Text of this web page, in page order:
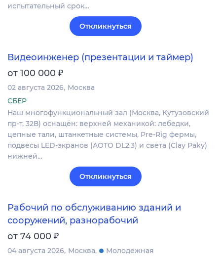
испытательный срок…
Откликнуться
Видеоинженер (презентации и таймер)
от 100 000 ₽
02 августа 2026 Москва
СБЕР
Наш многофункциональный зал (Москва, Кутузовский
пр-т, 32В) оснащён: верхней механикой: лебедки,
цепные тали, штанкетные системы, Pre-Rig фермы,
подвесы LED-экранов (AOTO DL2.3) и света (Clay Paky)
нижней…
Откликнуться
Рабочий по обслуживанию зданий и
сооружений, разнорабочий
от 74 000 ₽
04 августа 2026 Москва
Молодежная